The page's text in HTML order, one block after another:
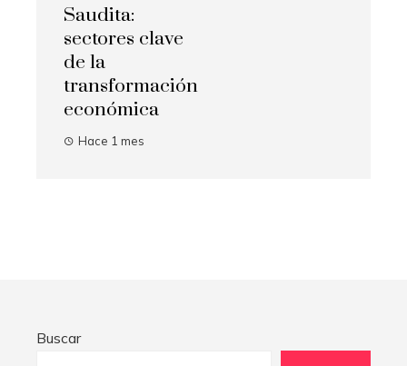
Saudita:
sectores clave
de la
transformación
económica
Hace 1 mes
Buscar